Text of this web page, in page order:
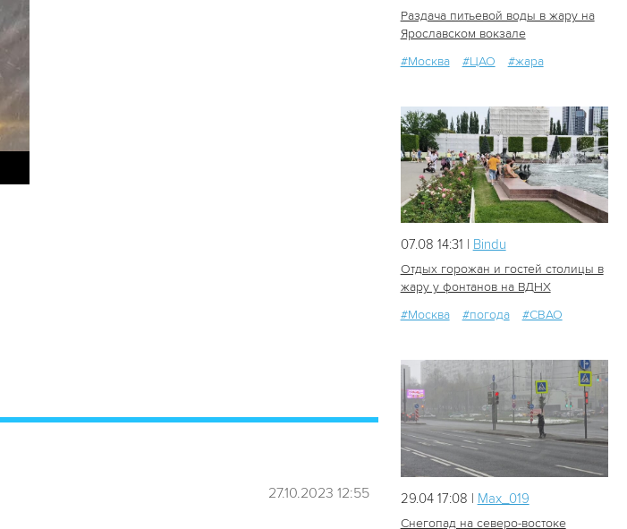
27.10.2023 12:55
36
Раздача питьевой воды в жару на
Ярославском вокзале
#Москва
#ЦАО #жара
30
07.08 14:31 | Bindu
Отдых горожан и гостей столицы в
жару у фонтанов на ВДНХ
#Москва
#погода #СВАО
29.04 17:08 | Мах_019
Снегопад на северо-востоке